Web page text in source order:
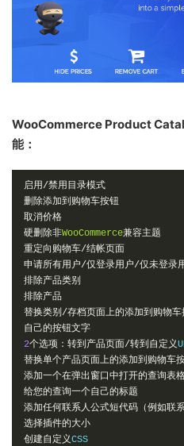
WooCommerce Product
能：
启用/禁用目录模式
删除添加到购物车按钮
取消价格
硬删除非WooCommerce兼容主题
重定向购物车/结帐页面
申请所有用户/仅登录用户/仅未登录
排除产品类别
排除产品
替换类别/存档页面上的添加到购物车
自己的按钮文字
2个选项：转到产品页面/转到自定义
替换单个产品页面上的添加到购物车
添加一个在弹出窗口中打开的查询表
给您的查询一个自己的标题
添加任何联系人公式短代码（例如联
选择插件的大小
创建自定义